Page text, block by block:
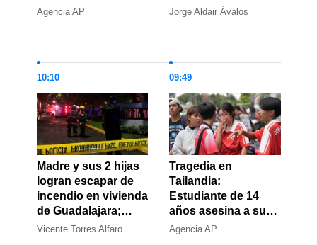
Mundial
Agencia AP
EN VIVO los juegos
Jorge Aldair Ávalos
10:10
Madre y sus 2 hijas
logran escapar de
incendio en vivienda
de Guadalajara;
señala a su expareja
Vicente Torres Alfaro
09:49
Tragedia en
Tailandia:
Estudiante de 14
años asesina a sus
abuelos y perpetra
Agencia AP